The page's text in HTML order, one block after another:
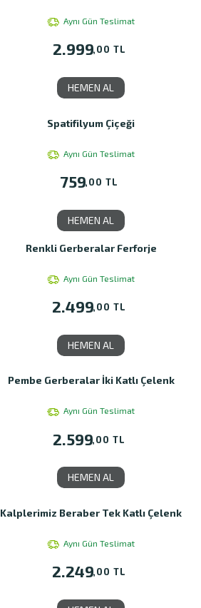
Aynı Gün Teslimat
2.999,00 TL
HEMEN AL
Spatifilyum Çiçeği
Aynı Gün Teslimat
759,00 TL
HEMEN AL
Renkli Gerberalar Ferforje
Aynı Gün Teslimat
2.499,00 TL
HEMEN AL
Pembe Gerberalar İki Katlı Çelenk
Aynı Gün Teslimat
2.599,00 TL
HEMEN AL
Kalplerimiz Beraber Tek Katlı Çelenk
Aynı Gün Teslimat
2.249,00 TL